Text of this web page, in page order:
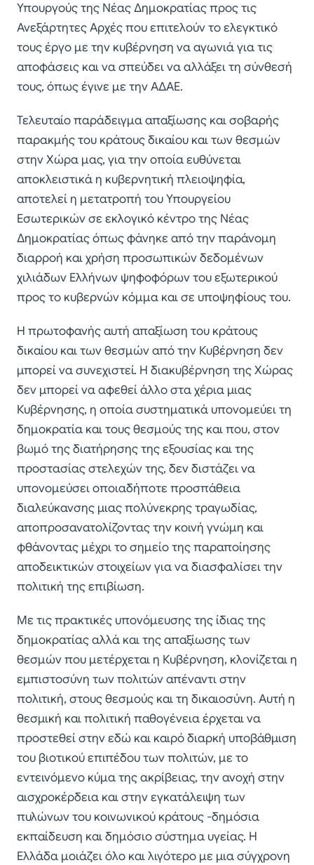
Υπουργούς της Νέας Δημοκρατίας προς τις
Ανεξάρτητες Αρχές που επιτελούν το ελεγκτικό
τους έργο με την κυβέρνηση να αγωνιά για τις
αποφάσεις και να σπεύδει να αλλάξει τη σύνθεσή
τους, όπως έγινε με την ΑΔΑΕ.
Τελευταίο παράδειγμα απαξίωσης και σοβαρής
παρακμής του κράτους δικαίου και των θεσμών
στην Χώρα μας, για την οποία ευθύνεται
αποκλειστικά η κυβερνητική πλειοψηφία,
αποτελεί η μετατροπή του Υπουργείου
Εσωτερικών σε εκλογικό κέντρο της Νέας
Δημοκρατίας όπως φάνηκε από την παράνομη
διαρροή και χρήση προσωπικών δεδομένων
χιλιάδων Ελλήνων ψηφοφόρων του εξωτερικού
προς το κυβερνών κόμμα και σε υποψηφίους του.
Η πρωτοφανής αυτή απαξίωση του κράτους
δικαίου και των θεσμών από την Κυβέρνηση δεν
μπορεί να συνεχιστεί. Η διακυβέρνηση της Χώρας
δεν μπορεί να αφεθεί άλλο στα χέρια μιας
Κυβέρνησης, η οποία συστηματικά υπονομεύει τη
δημοκρατία και τους θεσμούς της και που, στον
βωμό της διατήρησης της εξουσίας και της
προστασίας στελεχών της, δεν διστάζει να
υπονομεύσει οποιαδήποτε προσπάθεια
διαλεύκανσης μιας πολύνεκρης τραγωδίας,
αποπροσανατολίζοντας την κοινή γνώμη και
φθάνοντας μέχρι το σημείο της παραποίησης
αποδεικτικών στοιχείων για να διασφαλίσει την
πολιτική της επιβίωση.
Με τις πρακτικές υπονόμευσης της ίδιας της
δημοκρατίας αλλά και της απαξίωσης των
θεσμών που μετέρχεται η Κυβέρνηση, κλονίζεται η
εμπιστοσύνη των πολιτών απέναντι στην
πολιτική, στους θεσμούς και τη δικαιοσύνη. Αυτή η
θεσμική και πολιτική παθογένεια έρχεται να
προστεθεί στην εδώ και καιρό διαρκή υποβάθμιση
του βιοτικού επιπέδου των πολιτών, με το
εντεινόμενο κύμα της ακρίβειας, την ανοχή στην
αισχροκέρδεια και στην εγκατάλειψη των
πυλώνων του κοινωνικού κράτους -δημόσια
εκπαίδευση και δημόσιο σύστημα υγείας. Η
Ελλάδα μοιάζει όλο και λιγότερο με μια σύγχρονη